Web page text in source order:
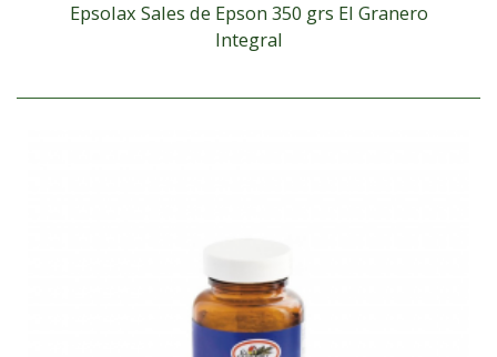
Epsolax Sales de Epson 350 grs El Granero
Integral